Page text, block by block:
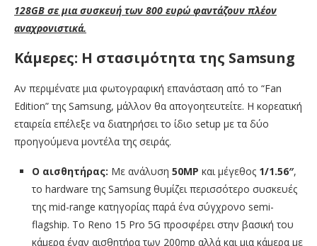
128GB σε μια συσκευή των 800 ευρώ φαντάζουν πλέον
αναχρονιστικά.
Κάμερες: Η στασιμότητα της Samsung
Αν περιμένατε μια φωτογραφική επανάσταση από το “Fan
Edition” της Samsung, μάλλον θα απογοητευτείτε. Η κορεατική
εταιρεία επέλεξε να διατηρήσει το ίδιο setup με τα δύο
προηγούμενα μοντέλα της σειράς.
Ο αισθητήρας: Με ανάλυση 50MP και μέγεθος 1/1.56″,
το hardware της Samsung θυμίζει περισσότερο συσκευές
της mid-range κατηγορίας παρά ένα σύγχρονο semi-
flagship. Το Reno 15 Pro 5G προσφέρει στην βασική του
κάμερα έναν αισθητήρα των 200mp αλλά και μια κάμερα με